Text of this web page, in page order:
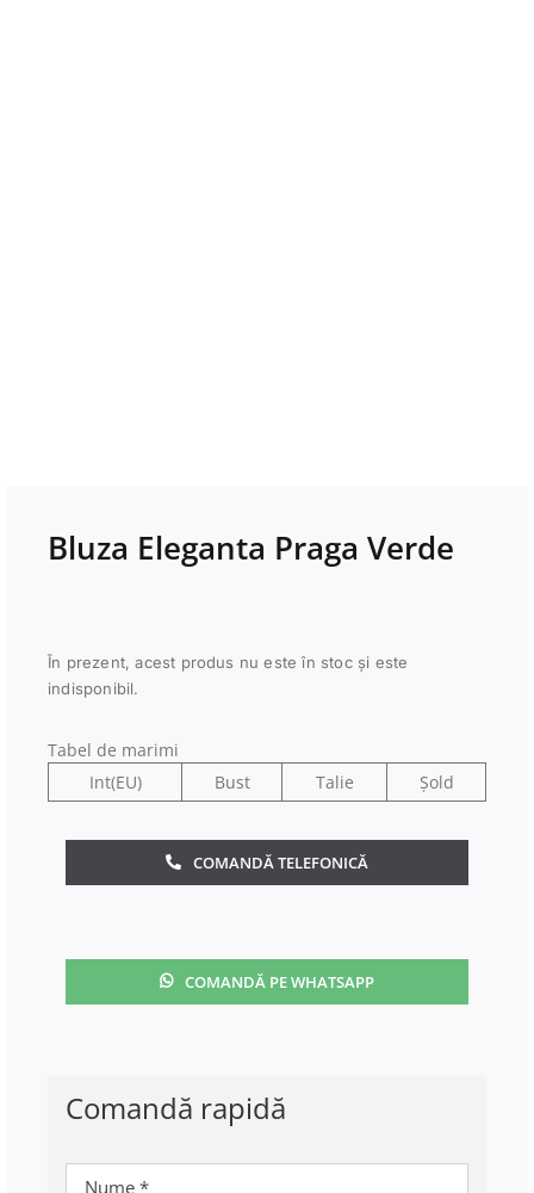
Bluza Eleganta Praga Verde
În prezent, acest produs nu este în stoc și este
indisponibil.
Tabel de marimi
Int(EU)
Bust Talie Șold
COMANDĂ TELEFONICĂ
COMANDĂ PE WHATSAPP
Comandă rapidă